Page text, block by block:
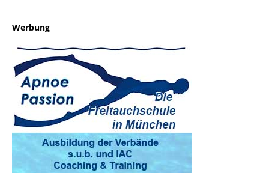
Werbung